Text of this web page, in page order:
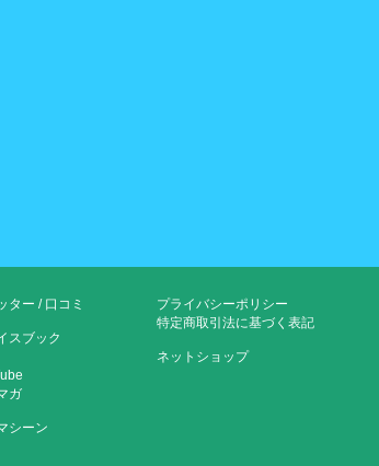
ター / 口コミ
スブック
ガ
シーン
プライバシーポリシー
特定商取引法に基づく表記
ネットショップ